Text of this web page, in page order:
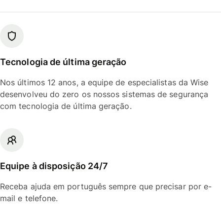
Tecnologia de última geração
Nos últimos 12 anos, a equipe de especialistas da Wise
desenvolveu do zero os nossos sistemas de segurança
com tecnologia de última geração.
Equipe à disposição 24/7
Receba ajuda em português sempre que precisar por e-
mail e telefone.